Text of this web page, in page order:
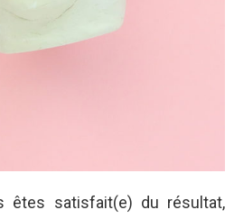
êtes satisfait(e) du résultat,